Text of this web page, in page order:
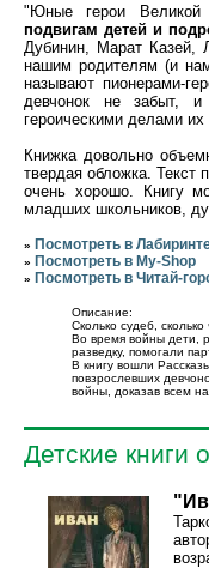
"Юные герои Великой
подвигам детей и
Дубинин, Марат Казей,
нашим родителям (и
называют пионерами-
девчонок не забыт,
героическими делами
Книжка довольно
твердая обложка. Текст
очень хорошо. Книгу
младших школьников,
» Посмотреть в
» Посмотреть в My-Shop
» Посмотреть в Читай-
Описание:
Сколько судеб,
Во время войны дети,
разведку, помогали
В книгу вошли
повзрослевших
войны, доказав всем
Детские книги